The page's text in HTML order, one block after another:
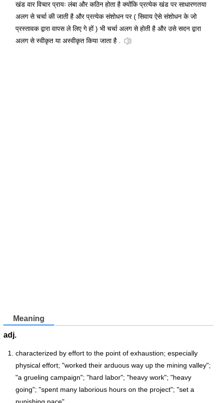
खंड वार विचार प्रायः लंबा और कठिन होता है क्योंकि प्रत्येक खंड पर साधारणतया
अलग से चर्चा की जाती है और प्रत्येक संशोधन पर ( सिवाय ऐसे संशोधन के जो
प्रस्तावक द्वारा वापस ले लिए गे हों ) भी चर्चा अलग से होती है और उसे सदन द्वारा
अलग से स्वीकृत या अस्वीकृत किया जाता है .
Meaning
adj.
characterized by effort to the point of exhaustion; especially
physical effort; "worked their arduous way up the mining valley";
"a grueling campaign"; "hard labor"; "heavy work"; "heavy
going"; "spent many laborious hours on the project"; "set a